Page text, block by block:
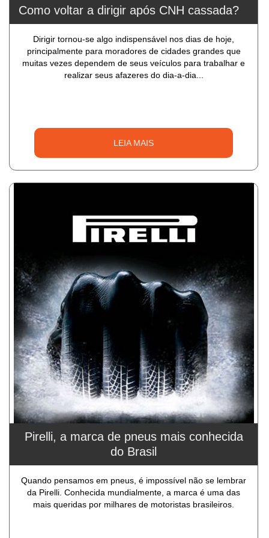
Como voltar a dirigir após CNH cassada?
Dirigir tornou-se algo indispensável nos dias de hoje,
principalmente para moradores de cidades grandes que
muitas vezes dependem de seus veículos para trabalhar e
realizar seus afazeres do dia-a-dia...
LEIA MAIS
Pirelli, a marca de pneus mais conhecida
do Brasil
Quando pensamos em pneus, é impossível não se lembrar
da Pirelli. Conhecida mundialmente, a marca é uma das
mais queridas por milhares de motoristas brasileiros.